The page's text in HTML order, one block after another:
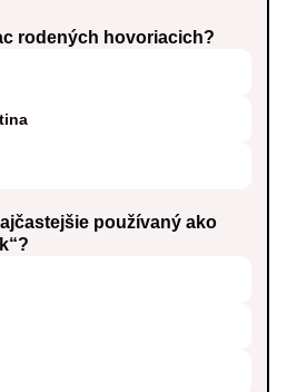
rodených hovoriacich?
používaný ako